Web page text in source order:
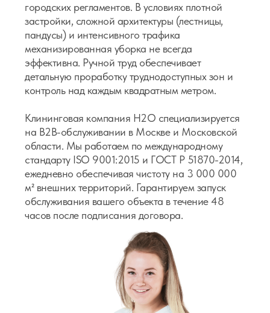
городских регламентов. В условиях плотной
застройки, сложной архитектуры (лестницы,
пандусы) и интенсивного трафика
механизированная уборка не всегда
эффективна. Ручной труд обеспечивает
детальную проработку труднодоступных зон и
контроль над каждым квадратным метром.
Клининговая компания H2O специализируется
на B2B-обслуживании в Москве и Московской
области. Мы работаем по международному
стандарту ISO 9001:2015 и ГОСТ Р 51870-2014,
ежедневно обеспечивая чистоту на 3 000 000
м² внешних территорий. Гарантируем запуск
обслуживания вашего объекта в течение 48
часов после подписания договора.